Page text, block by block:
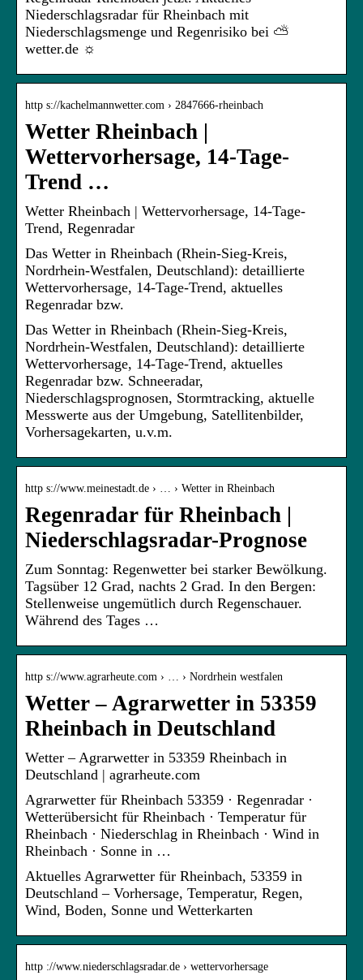
Niederschlagsradar für Rheinbach mit
Niederschlagsmenge und Regenrisiko bei ⛅
wetter.de ☼
http s://kachelmannwetter.com › 2847666-rheinbach
Wetter Rheinbach |
Wettervorhersage, 14-Tage-
Trend …
Wetter Rheinbach | Wettervorhersage, 14-Tage-
Trend, Regenradar
Das Wetter in Rheinbach (Rhein-Sieg-Kreis,
Nordrhein-Westfalen, Deutschland): detaillierte
Wettervorhersage, 14-Tage-Trend, aktuelles
Regenradar bzw.
Das Wetter in Rheinbach (Rhein-Sieg-Kreis,
Nordrhein-Westfalen, Deutschland): detaillierte
Wettervorhersage, 14-Tage-Trend, aktuelles
Regenradar bzw. Schneeradar,
Niederschlagsprognosen, Stormtracking, aktuelle
Messwerte aus der Umgebung, Satellitenbilder,
Vorhersagekarten, u.v.m.
http s://www.meinestadt.de › … › Wetter in Rheinbach
Regenradar für Rheinbach |
Niederschlagsradar-Prognose
Zum Sonntag: Regenwetter bei starker Bewölkung.
Tagsüber 12 Grad, nachts 2 Grad. In den Bergen:
Stellenweise ungemütlich durch Regenschauer.
Während des Tages …
http s://www.agrarheute.com › … › Nordrhein westfalen
Wetter – Agrarwetter in 53359
Rheinbach in Deutschland
Wetter – Agrarwetter in 53359 Rheinbach in
Deutschland | agrarheute.com
Agrarwetter für Rheinbach 53359 · Regenradar ·
Wetterübersicht für Rheinbach · Temperatur für
Rheinbach · Niederschlag in Rheinbach · Wind in
Rheinbach · Sonne in …
Aktuelles Agrarwetter für Rheinbach, 53359 in
Deutschland – Vorhersage, Temperatur, Regen,
Wind, Boden, Sonne und Wetterkarten
http ://www.niederschlagsradar.de › wettervorhersage